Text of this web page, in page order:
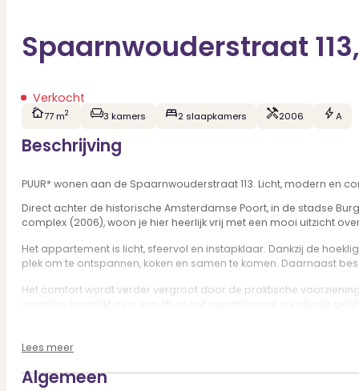
Spaarnwouderstraat
Verkocht
77 m2 3 kamers 2 slaapkamers 2006 A
Beschrijving
PUUR* wonen aan de Spaarnwouderstraat 113. Licht, modern
Direct achter de historische Amsterdamse Poort, in de stadse
complex (2006), woon je hier heerlijk vrij met een mooi uitzicht
Het appartement is licht, sfeervol en instapklaar. Dankzij de
plek om te ontspannen, koken en samen te komen. Daarnaast
Het comfort wordt verder vergroot door de praktische
De buurt – Burgwal
voorzieningen. De ligging is ook praktisch: met de auto ben je
Lees meer
Algemeen